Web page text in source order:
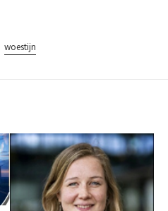
woestijn